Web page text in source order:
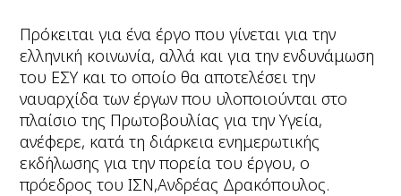
Πρόκειται για ένα έργο που γίνεται για την
ελληνική κοινωνία, αλλά και για την ενδυνάμωση
του ΕΣΥ και το οποίο θα αποτελέσει την
ναυαρχίδα των έργων που υλοποιούνται στο
πλαίσιο της Πρωτοβουλίας για την Υγεία,
ανέφερε, κατά τη διάρκεια ενημερωτικής
εκδήλωσης για την πορεία του έργου, ο
πρόεδρος του ΙΣΝ,Ανδρέας Δρακόπουλος.